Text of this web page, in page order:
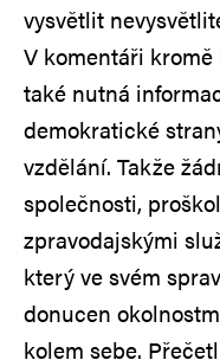
vysvětlit
V komentáři
také nutná
demokratické
vzdělání. Takže
společnosti,
zpravodajskými
který ve svém
donucen
kolem sebe.